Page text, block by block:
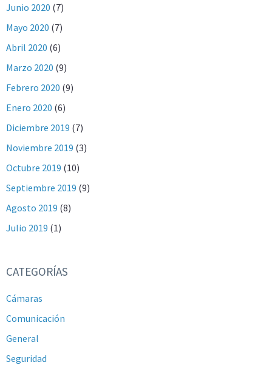
Junio 2020 (7)
Mayo 2020 (7)
Abril 2020 (6)
Marzo 2020 (9)
Febrero 2020 (9)
Enero 2020 (6)
Diciembre 2019 (7)
Noviembre 2019 (3)
Octubre 2019 (10)
Septiembre 2019 (9)
Agosto 2019 (8)
Julio 2019 (1)
CATEGORÍAS
Cámaras
Comunicación
General
Seguridad